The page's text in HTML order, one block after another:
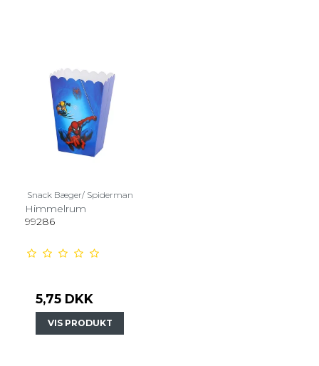
Snack Bæger/ Spiderman
Himmelrum
99286
5,75 DKK
VIS PRODUKT